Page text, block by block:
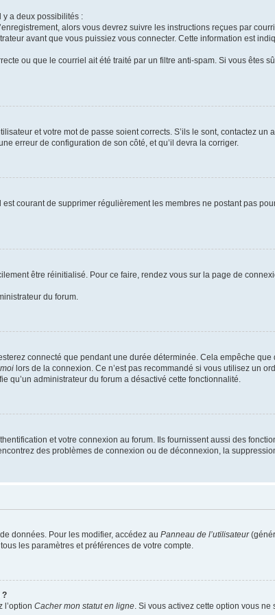
y a deux possibilités :
alors vous devrez suivre les instructions reçues par
avant que vous puissiez vous connecter. Cette information est
ou que le courriel ait été traité par un filtre anti-spam. Si vous êtes
et votre mot de passe soient corrects. S’ils le sont, contactez
erreur de configuration de son côté, et qu’il devra la corriger.
est courant de supprimer régulièrement les membres ne postant pas
être réinitialisé. Pour ce faire, rendez vous sur la page de
du forum.
connecté que pendant une durée déterminée. Cela empêche que
lors de la connexion. Ce n’est pas recommandé si vous utilisez un
qu’un administrateur du forum a désactivé cette fonctionnalité.
et votre connexion au forum. Ils fournissent aussi des
des problèmes de connexion ou de déconnexion, la
données. Pour les modifier, accédez au Panneau de l’utilisateur
les paramètres et préférences de votre compte.
?
l’option Cacher mon statut en ligne. Si vous activez cette option vous